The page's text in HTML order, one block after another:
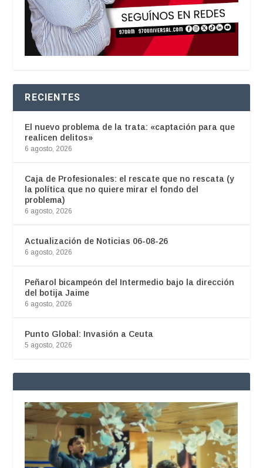
RECIENTES
El nuevo problema de la trata: «captación para que
realicen delitos»
6 agosto, 2026
Caja de Profesionales: el rescate que no rescata (y
la política que no quiere mirar el fondo del
problema)
6 agosto, 2026
Actualización de Noticias 06-08-26
6 agosto, 2026
Peñarol bicampeón del Intermedio bajo la dirección
del botija Jaime
6 agosto, 2026
Punto Global: Invasión a Ceuta
5 agosto, 2026